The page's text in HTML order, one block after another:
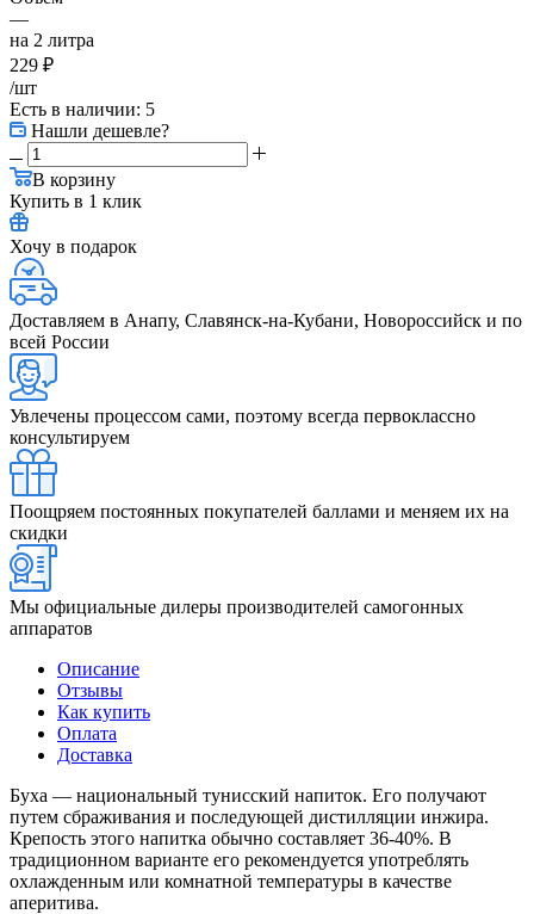
—
на 2 литра
229 ₽
/шт
Есть в наличии: 5
Нашли дешевле?
В корзину
Купить в 1 клик
Хочу в подарок
Доставляем в Анапу, Славянск-на-Кубани, Новороссийск и по
всей России
Увлечены процессом сами, поэтому всегда первоклассно
консультируем
Поощряем постоянных покупателей баллами и меняем их на
скидки
Мы официальные дилеры производителей самогонных
аппаратов
Описание
Отзывы
Как купить
Оплата
Доставка
Буха — национальный тунисский напиток. Его получают
путем сбраживания и последующей дистилляции инжира.
Крепость этого напитка обычно составляет 36-40%. В
традиционном варианте его рекомендуется употреблять
охлажденным или комнатной температуры в качестве
аперитива.